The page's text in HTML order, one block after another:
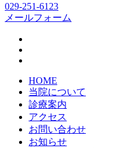
029-251-6123
メールフォーム
HOME
当院について
診療案内
アクセス
お問い合わせ
お知らせ